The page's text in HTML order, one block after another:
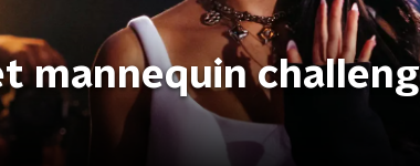
mannequin